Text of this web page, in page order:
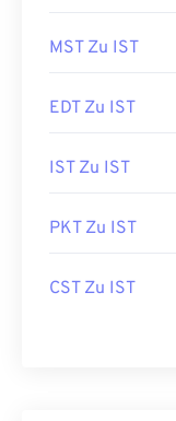
MST Zu IST
EDT Zu IST
IST Zu IST
PKT Zu IST
CST Zu IST